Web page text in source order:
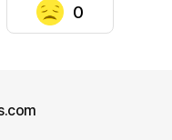
0